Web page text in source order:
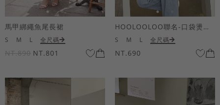
馬甲綁繩魚尾長裙
S M L 全尺碼
NT.890 NT.801
HOOLOOLOO聯名-口袋燙金KUKU熊短袖上衣
S M L 全尺碼
NT.690